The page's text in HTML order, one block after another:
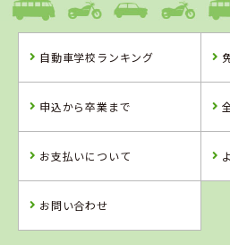
2019年03月
九州・沖縄で大学生に人気のランキン
2019年03月
2019年02月
りました！
2019年02月
九州・沖縄で女性の専門学校生に人気
自動車学校ランキング
申込から卒業まで
お支払いについて
お問い合わせ